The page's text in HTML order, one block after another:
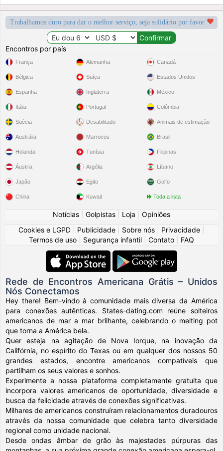
Trabalhamos duro para dar o melhor serviço, seja solidário por favor
Encontros por país
França
Bélgica
Espanha
Itália
Suécia
Alemanha
Suíça
Inglaterra
Portugal
Desabilitado
Canadá
Estados Unidos
México
Colômbia
Animais de estimação
Austrália
Holanda
Áustria
Japão
China
Marrocos
Tunísia
Argélia
Egito
Kuwait
Brasil
Filipinas
Líbano
Golfo
Toda a lista
Notícias Golpistas Loja
Opiniões
Cookies e LGPD
Publicidade Sobre nós Privacidade
Termos de uso
Segurança infantil Contato FAQ
Rede de Encontros Americana Grátis – Unidos
Nós Conectamos
Hey there! Bem-vindo à comunidade mais diversa da América
para conexões autênticas. States-dating.com reúne solteiros
americanos de mar a mar brilhante, celebrando o melting pot
que torna a América bela.
Quer esteja na agitação de Nova Iorque, na inovação da
Califórnia, no espírito do Texas ou em qualquer dos nossos 50
grandes estados, encontre americanos compatíveis que
partilham os seus valores e sonhos.
Experimente a nossa plataforma completamente gratuita que
incorpora valores americanos de oportunidade, diversidade e
busca da felicidade através de conexões significativas.
Milhares de americanos construíram relacionamentos duradouros
através da nossa comunidade que celebra tanto diversidade
regional como unidade nacional.
Desde ondas âmbar de grão às majestades púrpuras das